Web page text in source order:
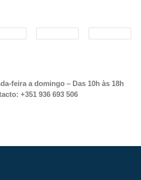
feira a domingo – Das 10h às 18h
+351 936 693 506